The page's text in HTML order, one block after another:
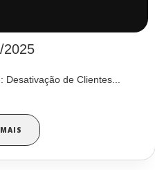
2025
de Clientes...